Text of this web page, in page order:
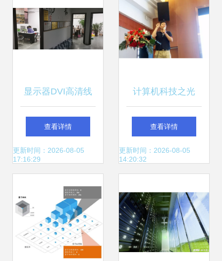
定义自动驾驶方向
显示器DVI高清线
多少起批_福源荣
达_电脑_笔记本_
查看详情
更新时间：2026-08-05
17:16:29
计算机科技之光
——博研金融十班
深圳科技探索之旅
查看详情
更新时间：2026-08-05
14:20:32